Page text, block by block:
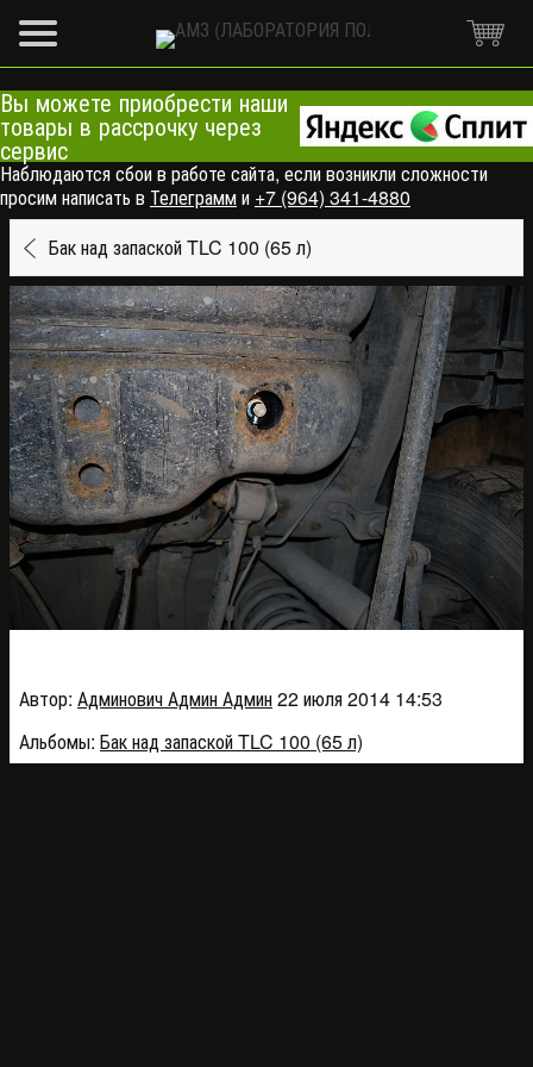
Вы можете приобрести наши
товары в рассрочку через
сервис
Наблюдаются сбои в работе сайта, если возникли сложности
просим написать в Телеграмми +7 (964) 341-4880
Бак над запаской TLC 100 (65 л)
Автор: Админович Админ Админ22 июля 2014 14:53
Альбомы: Бак над запаской TLC 100 (65 л)